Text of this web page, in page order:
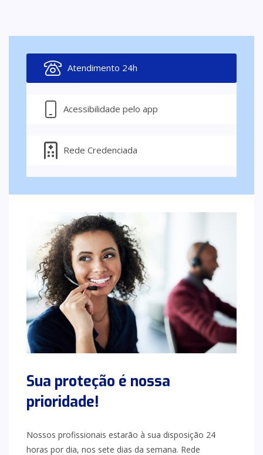
Atendimento 24h
Acessibilidade pelo app
Rede Credenciada
Sua proteção é nossa
prioridade!
Nossos profissionais estarão à sua disposição 24
horas por dia, nos sete dias da semana. Rede